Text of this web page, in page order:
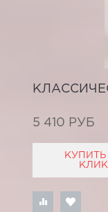
5 410 РУБ
КУПИТЬ
КЛИК